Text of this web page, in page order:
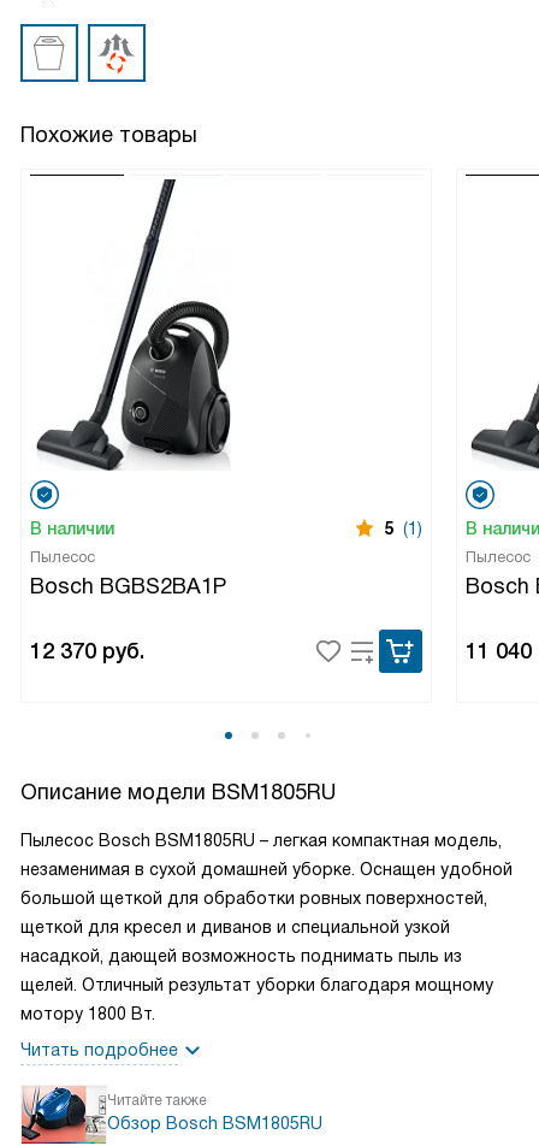
Похожие товары
В наличии 5 (1)
Пылесос
Bosch BGBS2BA1P
12 370 руб.
В
Пылесос
Bosch
11 040
Описание модели BSM1805RU
Пылесос Bosch BSM1805RU – легкая компактная модель,
незаменимая в сухой домашней уборке. Оснащен удобной
большой щеткой для обработки ровных поверхностей,
щеткой для кресел и диванов и специальной узкой
насадкой, дающей возможность поднимать пыль из
щелей. Отличный результат уборки благодаря мощному
мотору 1800 Вт.
Читать подробнее
Читайте также
Обзор Bosch BSM1805RU